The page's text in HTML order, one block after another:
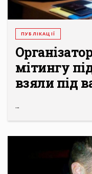
ПУБЛІКАЦІЇ
мітингу
взяли під
...